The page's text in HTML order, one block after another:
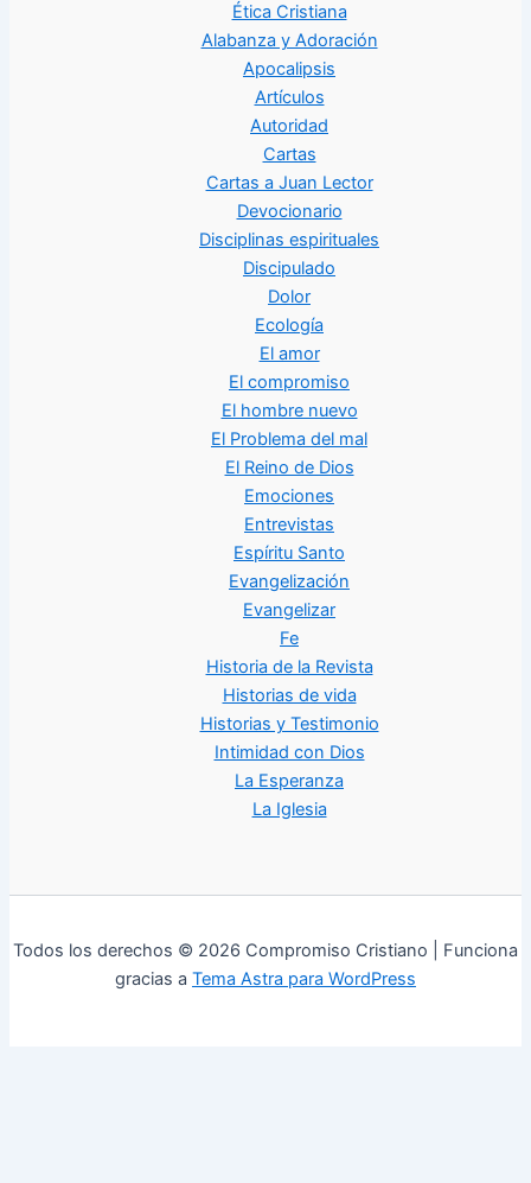
Ética Cristiana
Alabanza y Adoración
Apocalipsis
Artículos
Autoridad
Cartas
Cartas a Juan Lector
Devocionario
Disciplinas espirituales
Discipulado
Dolor
Ecología
El amor
El compromiso
El hombre nuevo
El Problema del mal
El Reino de Dios
Emociones
Entrevistas
Espíritu Santo
Evangelización
Evangelizar
Fe
Historia de la Revista
Historias de vida
Historias y Testimonio
Intimidad con Dios
La Esperanza
La Iglesia
Todos los derechos © 2026 Compromiso Cristiano | Funciona
gracias a Tema Astra para WordPress